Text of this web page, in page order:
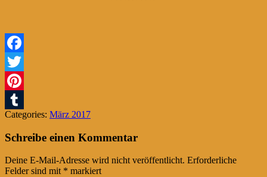
Facebook
Twitter
Pinterest
Tumblr
Categories: März 2017
Schreibe einen Kommentar
Deine E-Mail-Adresse wird nicht veröffentlicht. Erforderliche
Felder sind mit * markiert